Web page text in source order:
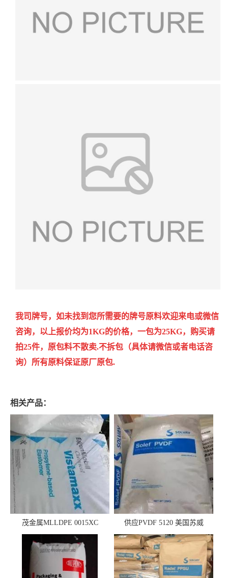
我司牌号，如未找到您所需要的牌号原料欢迎来电或微信
咨询，以上报价均为1KG的价格，一包为25KG，购买请
拍25件，原包料不散卖.不拆包（具体请微信或者电话咨
询）所有原料保证原厂原包.
相关产品：
茂金属MLLDPE 0015XC
0019XC 现货
供应PVDF 5120 美国苏威